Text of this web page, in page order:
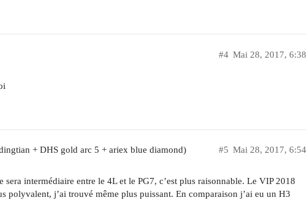
Mai 28, 2017, 6:38
#4
+ DHS gold arc 5 + ariex blue diamond) Mai 28, 2017, 6:54
#5
intermédiaire entre le 4L et le PG7, c’est plus raisonnable. Le VIP 2018
polyvalent, j’ai trouvé même plus puissant. En comparaison j’ai eu un H3